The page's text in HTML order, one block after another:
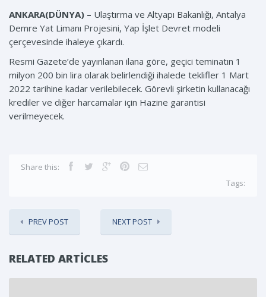
ANKARA(DÜNYA) – Ulaştırma ve Altyapı Bakanlığı, Antalya
Demre Yat Limanı Projesini, Yap İşlet Devret modeli
çerçevesinde ihaleye çıkardı.
Resmi Gazete’de yayınlanan ilana göre, geçici teminatın 1
milyon 200 bin lira olarak belirlendiği ihalede teklifler 1 Mart
2022 tarihine kadar verilebilecek. Görevli şirketin kullanacağı
krediler ve diğer harcamalar için Hazine garantisi
verilmeyecek.
Share this:
Tags:
PREV POST NEXT POST
RELATED ARTICLES